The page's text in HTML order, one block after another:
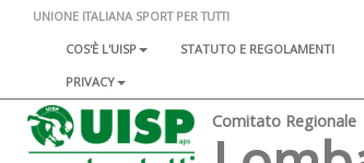
UNIONE ITALIANA SPORT PER TUTTI
COS'È L'UISP
STATUTO E REGOLAMENTI
PRIVACY
Comitato Regionale